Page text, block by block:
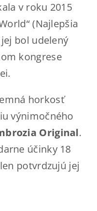
v roku 2015
(Najlepšia
bol udelený
kongrese
horkosť
výnimočného
Original.
účinky 18
potvrdzujú jej